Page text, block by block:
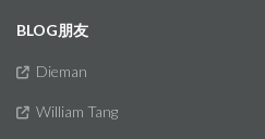
BLOG朋友
Dieman
William Tang